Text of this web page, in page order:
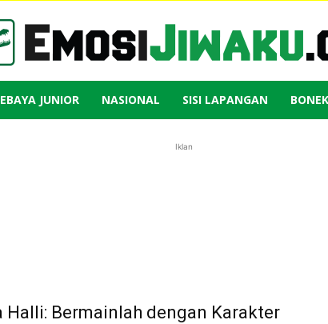
Emosi
JUNIOR NASIONAL SISI LAPANGAN BONEK
Iklan
Halli: Bermainlah dengan Karakter